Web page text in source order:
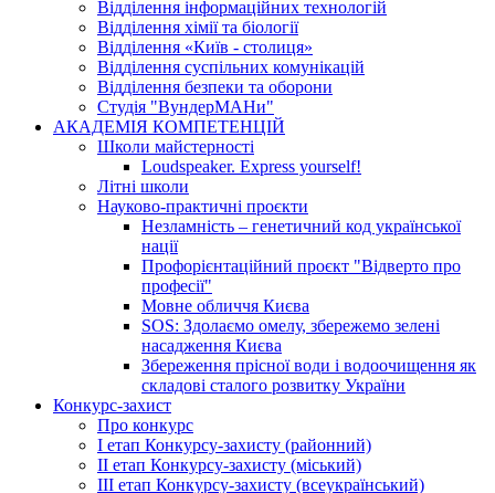
Відділення інформаційних технологій
Відділення хімії та біології
Відділення «Київ - столиця»
Відділення суспільних комунікацій
Відділення безпеки та оборони
Студія "ВундерМАНи"
АКАДЕМІЯ КОМПЕТЕНЦІЙ
Школи майстерності
Loudspeaker. Express yourself!
Літні школи
Науково-практичні проєкти
Незламність – генетичний код української
нації
Профорієнтаційний проєкт "Відверто про
професії"
Мовне обличчя Києва
SOS: Здолаємо омелу, збережемо зелені
насадження Києва
Збереження прісної води і водоочищення як
складові сталого розвитку України
Конкурс-захист
Про конкурс
І етап Конкурсу-захисту (районний)
ІІ етап Конкурсу-захисту (міський)
ІІІ етап Конкурсу-захисту (всеукраїнський)